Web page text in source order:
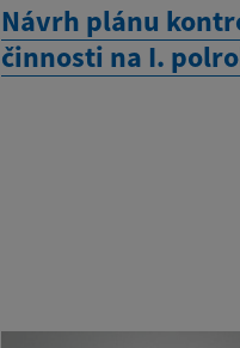
Návrh plánu
činnosti na I.